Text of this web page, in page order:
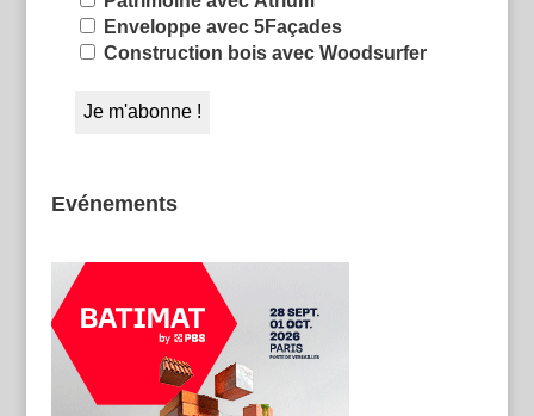
Enveloppe avec 5Façades
Construction bois avec Woodsurfer
Evénements